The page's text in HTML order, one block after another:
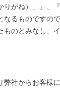
がね）」』
るものです
のとみなし、
社からお客様